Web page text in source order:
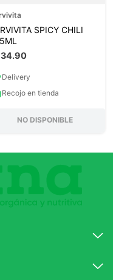
SPICY CHILI
34.90
Delivery
Recojo en tienda
NO DISPONIBLE